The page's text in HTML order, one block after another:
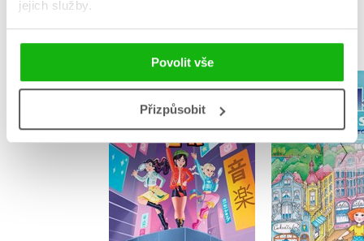
jejich služby.
Povolit vše
Přizpůsobit
MOHLO BY VÁS TAKÉ ZAJÍMAT
K-Pop
Vyšetřovatelky
démonů
Kolektiv
,
Stacia Deutsch
Anička
Ivana
Do